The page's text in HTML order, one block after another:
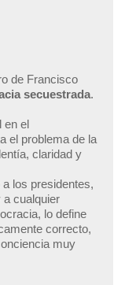
de Francisco
secuestrada.
en el
el problema de la
claridad y
los presidentes,
cualquier
lo define
correcto,
muy